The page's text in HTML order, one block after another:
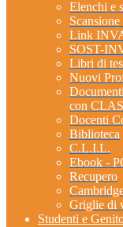
Elenchi e
Link
SOST-
Libri di
Nuovi
con
Docenti
Biblioteca
C.L.I.L.
Ebook -
Recupero
Griglie di
Studenti e